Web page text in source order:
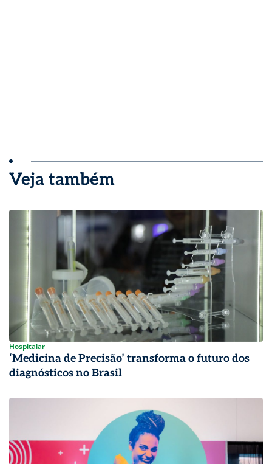
Veja também
Hospitalar
‘Medicina de Precisão’ transforma o futuro dos
diagnósticos no Brasil